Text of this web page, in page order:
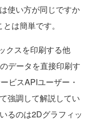
使い方が同じですか
は簡単です。
クスを印刷する他
データを直接印刷す
ビスAPIユーザー・
強調して解説してい
るのは2Dグラフィッ